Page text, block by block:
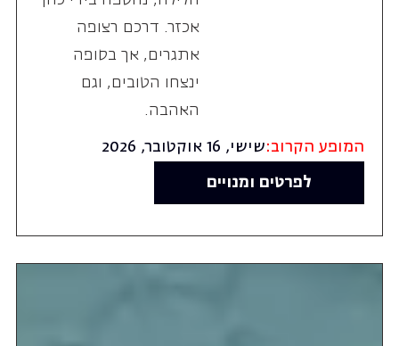
אכזר. דרכם רצופה
אתגרים, אך בסופה
ינצחו הטובים, וגם
האהבה.
המופע הקרוב:שישי, 16 אוקטובר, 2026
לפרטים ומנויים